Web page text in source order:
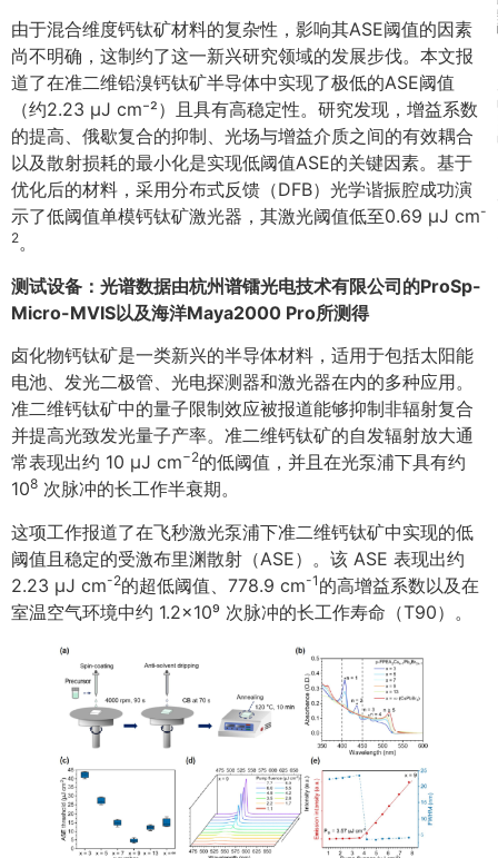
由于混合维度钙钛矿材料的复杂性，影响其ASE阈值的因素
尚不明确，这制约了这一新兴研究领域的发展步伐。本文报
道了在准二维铅溴钙钛矿半导体中实现了极低的ASE阈值
（约2.23 μJ cm⁻²）且具有高稳定性。研究发现，增益系数
的提高、俄歇复合的抑制、光场与增益介质之间的有效耦合
以及散射损耗的最小化是实现低阈值ASE的关键因素。基于
优化后的材料，采用分布式反馈（DFB）光学谐振腔成功演
示了低阈值单模钙钛矿激光器，其激光阈值低至0.69 μJ cm-
2。
测试设备：光谱数据由杭州谱镭光电技术有限公司的ProSp-
Micro-MVIS以及海洋Maya2000 Pro所测得
卤化物钙钛矿是一类新兴的半导体材料，适用于包括太阳能
电池、发光二极管、光电探测器和激光器在内的多种应用。
准二维钙钛矿中的量子限制效应被报道能够抑制非辐射复合
并提高光致发光量子产率。准二维钙钛矿的自发辐射放大通
常表现出约 10 μJ cm−2的低阈值，并且在光泵浦下具有约
108 次脉冲的长工作半衰期。
这项工作报道了在飞秒激光泵浦下准二维钙钛矿中实现的低
阈值且稳定的受激布里渊散射（ASE）。该 ASE 表现出约
2.23 μJ cm-2的超低阈值、778.9 cm-1 的高增益系数以及在
室温空气环境中约 1.2×10⁹ 次脉冲的长工作寿命（T90）。